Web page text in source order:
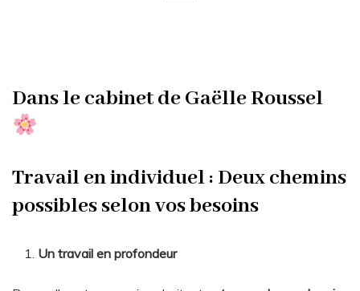
Dans le cabinet de Gaëlle Roussel
Travail en individuel :Deux chemins
possibles selon vos besoins
Un travail en profondeur